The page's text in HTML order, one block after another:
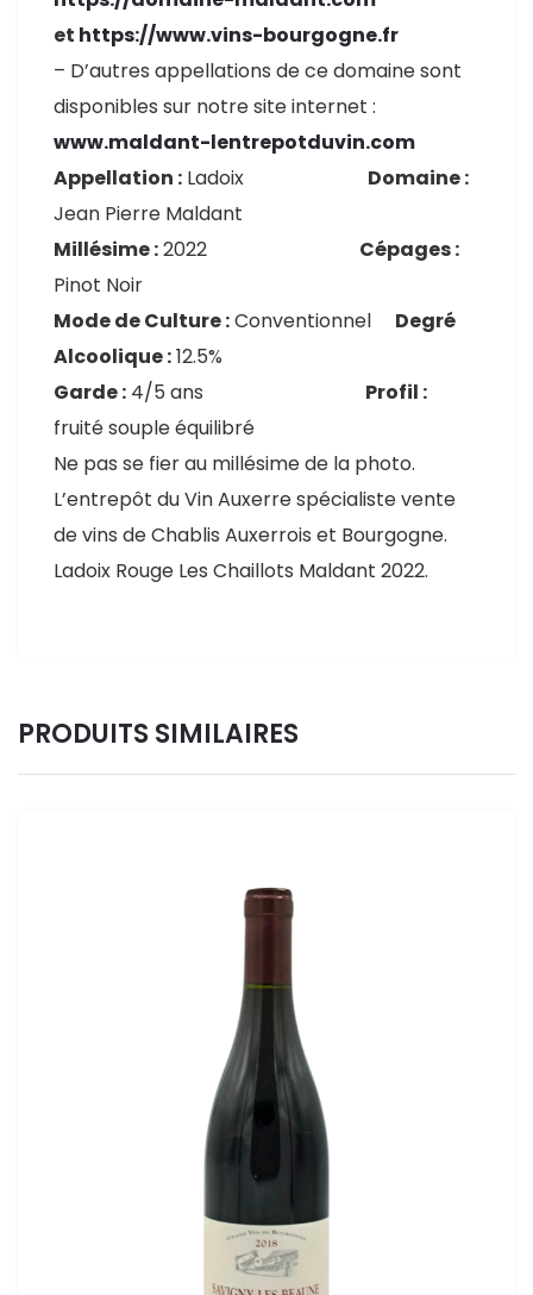
et https://www.vins-bourgogne.fr
– D’autres appellations de ce domaine sont
disponibles sur notre site internet :
www.maldant-lentrepotduvin.com
Appellation : Ladoix Domaine :
Jean Pierre Maldant
Millésime :2022 Cépages :
Pinot Noir
Mode de Culture :Conventionnel Degré
Alcoolique :12.5%
Garde : 4/5 ans Profil :
fruité souple équilibré
Ne pas se fier au millésime de la photo.
L’entrepôt du Vin Auxerre spécialiste vente
de vins de Chablis Auxerrois et Bourgogne.
Ladoix Rouge Les Chaillots Maldant 2022.
PRODUITS SIMILAIRES